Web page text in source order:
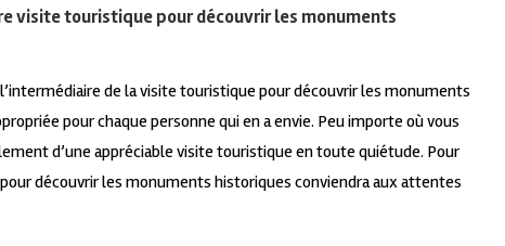
visite touristique pour découvrir les monuments
de la visite touristique pour découvrir les monuments
pour chaque personne qui en a envie. Peu importe où vous
d’une appréciable visite touristique en toute quiétude. Pour
découvrir les monuments historiques conviendra aux attentes